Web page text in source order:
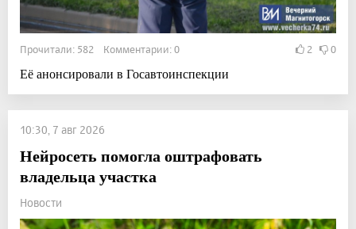
Прочитали: 582 Комментарии: 0 2 0
Её анонсировали в Госавтоинспекции
10:30, 7 авг 2026
Нейросеть помогла оштрафовать
владельца участка
Новости